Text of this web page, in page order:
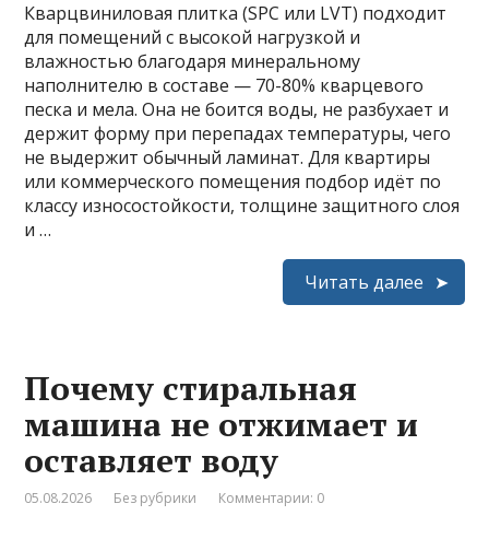
Кварцвиниловая плитка (SPC или LVT) подходит
для помещений с высокой нагрузкой и
влажностью благодаря минеральному
наполнителю в составе — 70-80% кварцевого
песка и мела. Она не боится воды, не разбухает и
держит форму при перепадах температуры, чего
не выдержит обычный ламинат. Для квартиры
или коммерческого помещения подбор идёт по
классу износостойкости, толщине защитного слоя
и …
Читать далее
Почему стиральная
машина не отжимает и
оставляет воду
05.08.2026 Без рубрики Комментарии: 0